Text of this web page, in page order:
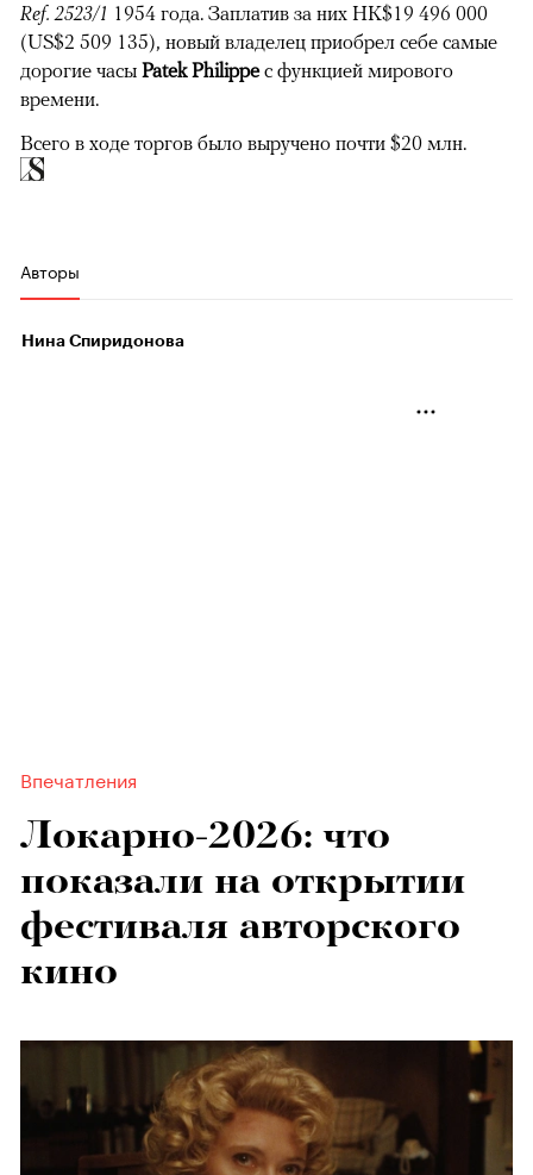
Ref. 2523/1 1954 года. Заплатив за них HK$19 496 000
(US$2 509 135), новый владелец приобрел себе самые
дорогие часы Patek Philippeс функцией мирового
времени.
Всего в ходе торгов было выручено почти $20 млн.
Авторы
Нина Спиридонова
Впечатления
Локарно-2026: что
показали на открытии
фестиваля авторского
кино